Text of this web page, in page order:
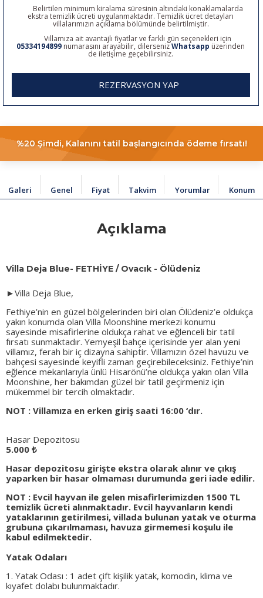
Belirtilen minimum kiralama süresinin altındaki konaklamalarda
ekstra temizlik ücreti uygulanmaktadır. Temizlik ücret detayları
villalarımızın açıklama bölümünde belirtilmiştir.
Villamıza ait avantajlı fiyatlar ve farklı gün seçenekleri için
05334194899 numarasını arayabilir, dilersenizWhatsapp üzerinden
de iletişime geçebilirsiniz.
REZERVASYON YAP
%20 Şimdi, Kalanını tatil başlangıcında ödeme fırsatı!
Galeri Genel Fiyat Takvim Yorumlar Konum
Açıklama
Villa Deja Blue- FETHİYE / Ovacık - Ölüdeniz
►Villa Deja Blue,
Fethiye’nin en güzel bölgelerinden biri olan Ölüdeniz’e oldukça
yakın konumda olan Villa Moonshine merkezi konumu
sayesinde misafirlerine oldukça rahat ve eğlenceli bir tatil
fırsatı sunmaktadır. Yemyeşil bahçe içerisinde yer alan yeni
villamız, ferah bir iç dizayna sahiptir. Villamızın özel havuzu ve
bahçesi sayesinde keyifli zaman geçirebileceksiniz. Fethiye’nin
eğlence mekanlarıyla ünlü Hisarönü’ne oldukça yakın olan Villa
Moonshine, her bakımdan güzel bir tatil geçirmeniz için
mükemmel bir tercih olmaktadır.
NOT : Villamıza en erken giriş saati 16:00 ‘dır.
Hasar Depozitosu
5.000 ₺
Hasar depozitosu girişte ekstra olarak alınır ve çıkış
yaparken bir hasar olmaması durumunda geri iade edilir.
NOT : Evcil hayvan ile gelen misafirlerimizden 1500 TL
temizlik ücreti alınmaktadır. Evcil hayvanların kendi
yataklarının getirilmesi, villada bulunan yatak ve oturma
grubuna çıkarılmaması, havuza girmemesi koşulu ile
kabul edilmektedir.
Yatak Odaları
1. Yatak Odası : 1 adet çift kişilik yatak, komodin, klima ve
kıyafet dolabı bulunmaktadır.